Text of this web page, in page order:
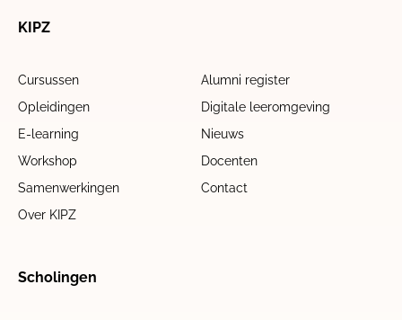
KIPZ
Cursussen
Alumni register
Opleidingen
Digitale leeromgeving
E-learning
Nieuws
Workshop
Docenten
Samenwerkingen
Contact
Over KIPZ
Scholingen